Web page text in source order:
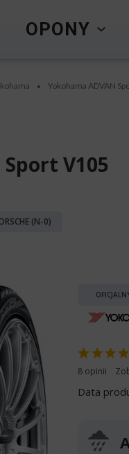
OPONY
• Yokohama ADVAN
V105
(N-0)
8 opinii
Data